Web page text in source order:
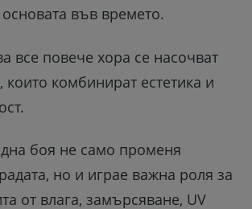
във времето.
все повече хора се насочват
комбинират естетика и
боя не само променя
но и играе важна роля за
от влага, замърсяване, UV